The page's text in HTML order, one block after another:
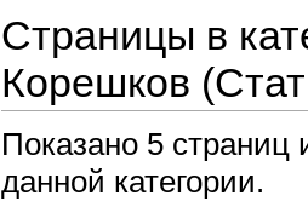
Страницы в
Корешков
Показано 5 страниц
данной категории.